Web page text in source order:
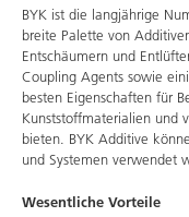
BYK ist die langjährige
breite Palette von
Entschäumern und
Coupling Agents sowie
besten Eigenschaften für
Kunststoffmaterialien und
bieten. BYK Additive
und Systemen verwendet
Wesentliche Vorteile